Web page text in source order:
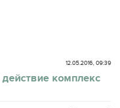
12.05.2016, 09:39
комплекс